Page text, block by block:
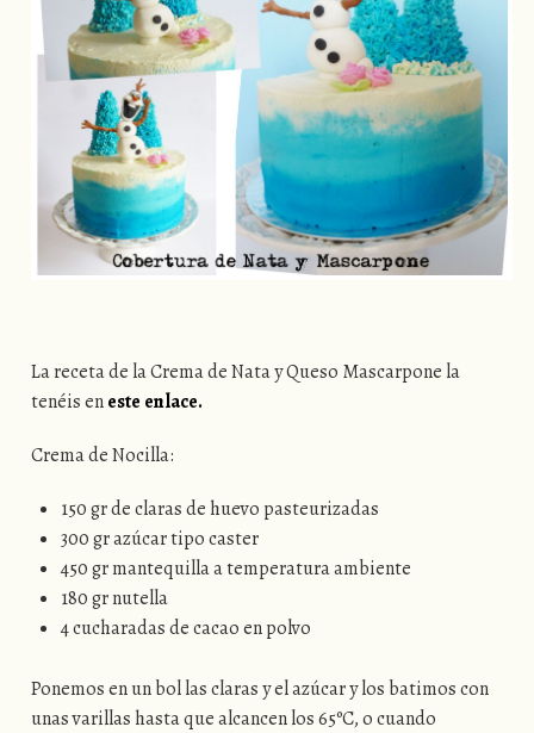
La receta de la Crema de Nata y Queso Mascarpone la
tenéis eneste enlace.
Crema de Nocilla:
150 gr de claras de huevo pasteurizadas
300 gr azúcar tipo caster
450 gr mantequilla a temperatura ambiente
180 gr nutella
4 cucharadas de cacao en polvo
Ponemos en un bol las claras y el azúcar y los batimos con
unas varillas hasta que alcancen los 65ºC, o cuando